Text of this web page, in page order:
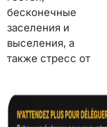
бесконечные
заселения и
выселения, а
также стресс от
режиме. Наша
команда берет на
себя весь
процесс, от